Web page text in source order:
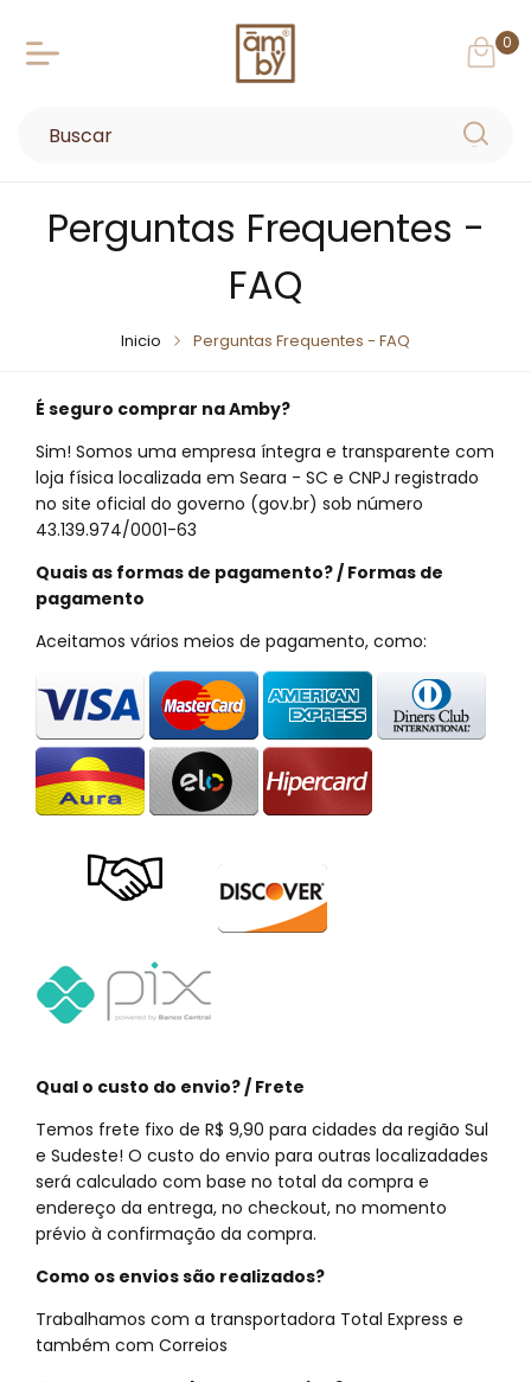
0
Perguntas Frequentes -
FAQ
Inicio Perguntas Frequentes - FAQ
É seguro comprar na Amby?
Sim! Somos uma empresa íntegra e transparente com
loja física localizada em Seara - SC e CNPJ registrado
no site oficial do governo (gov.br) sob número
43.139.974/0001-63
Quais as formas de pagamento? / Formas de
pagamento
Aceitamos vários meios de pagamento, como:
Qual o custo do envio? / Frete
Temos frete fixo de R$ 9,90 para cidades da região Sul
e Sudeste! O custo do envio para outras localizadades
será calculado com base no total da compra e
endereço da entrega, no checkout, no momento
prévio à confirmação da compra.
Como os envios são realizados?
Trabalhamos com a transportadora Total Express e
também com Correios